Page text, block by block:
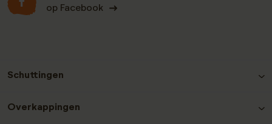
op Facebook
Schuttingen
Hout-beton schutting Nobifix
Overkappingen